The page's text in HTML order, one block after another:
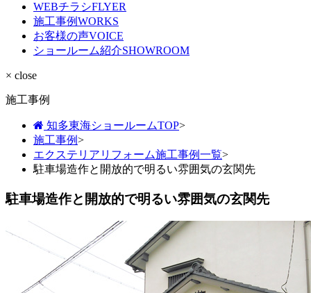
WEBチラシFLYER
施工事例WORKS
お客様の声VOICE
ショールーム紹介SHOWROOM
× close
施工事例
知多東海ショールームTOP>
施工事例>
エクステリアリフォーム施工事例一覧>
駐車場造作と開放的で明るい雰囲気の玄関先
駐車場造作と開放的で明るい雰囲気の玄関先